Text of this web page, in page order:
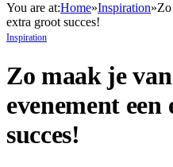
You are at:Home»Inspiration»
extra groot succes!
Inspiration
Zo maak je
evenement
succes!